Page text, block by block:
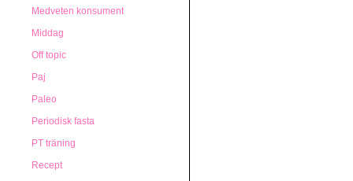
Medveten konsument
Middag
Off topic
Paj
Paleo
Periodisk fasta
PT träning
Recept